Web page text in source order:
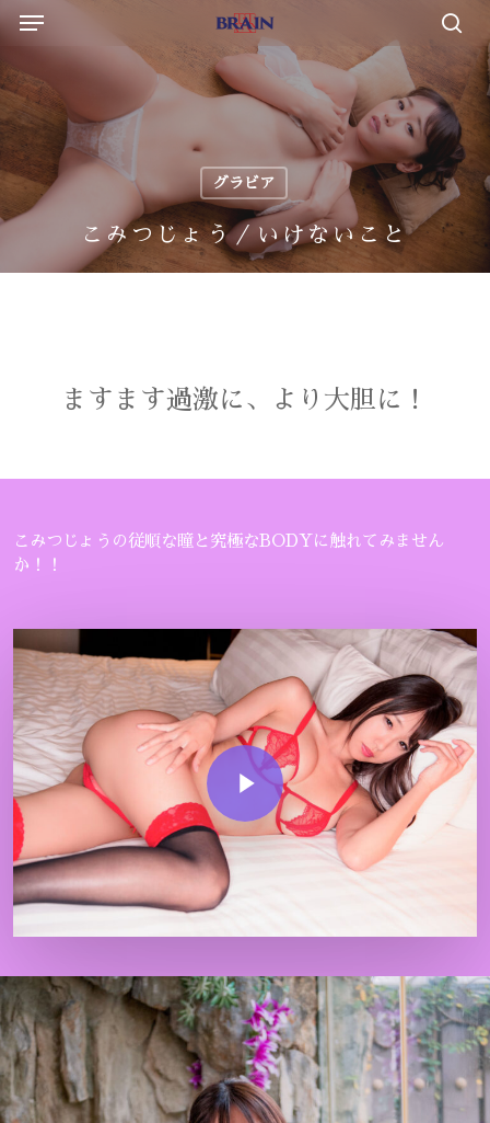
Skip
main
content
Menu
グラビア
こみつじょう／いけないこと
ますます過激に、より大胆に！
こみつじょうの従順な瞳と究極なBODYに触れてみません
か！！
Play Video